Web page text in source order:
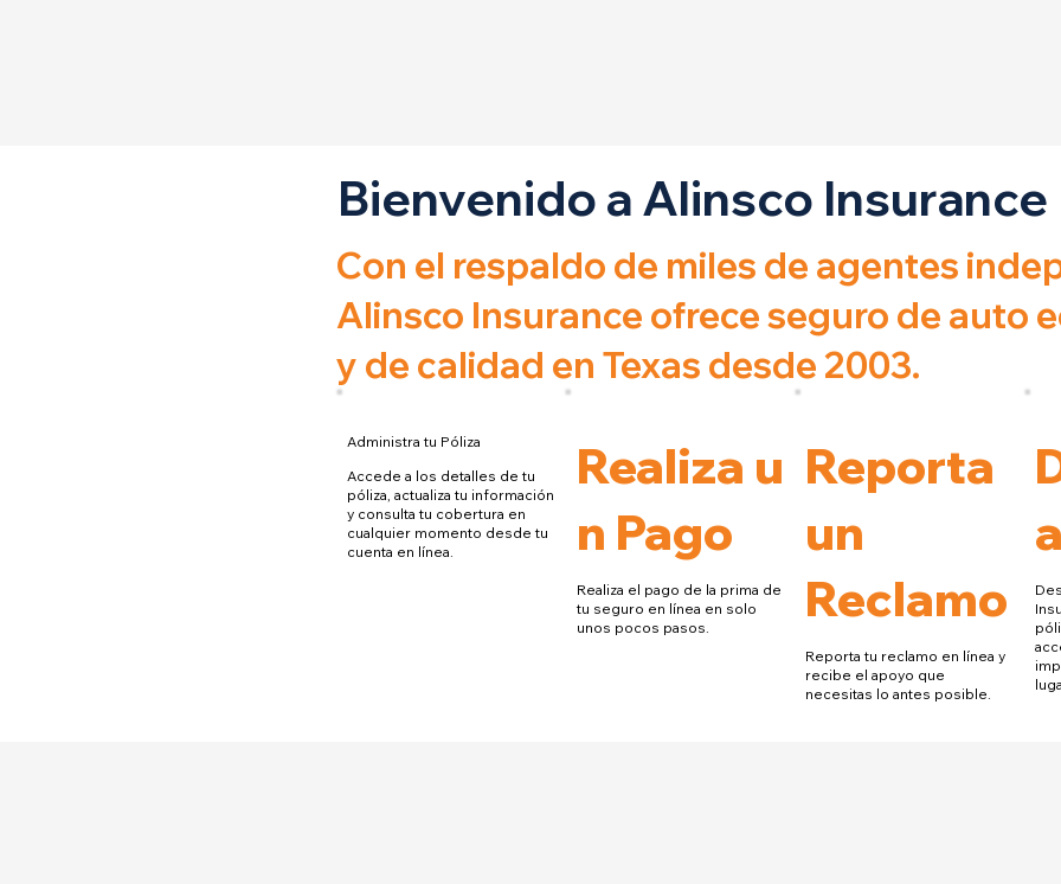
Bienvenido a Alinsco Insurance
Con el respaldo de miles de agentes
Alinsco Insurance ofrece seguro de auto
y de calidad en Texas desde 2003.
Administra tu Póliza
Accede a los detalles de tu
póliza, actualiza tu información
y consulta tu cobertura en
cualquier momento desde tu
cuenta en línea.
Realiza u
n Pago
Realiza el pago de la prima de
tu seguro en línea en solo
unos pocos pasos.
Reporta
un
Reclamo
Reporta tu reclamo en línea y
recibe el apoyo que
necesitas lo antes posible.